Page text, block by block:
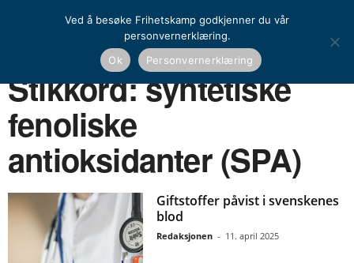
Syntetiske fenoliske antioksidanter (SPA)
Stikkord: syntetiske
fenoliske
antioksidanter (SPA)
Giftstoffer påvist i svenskenes
blod
Redaksjonen - 11. april 2025
Ved å besøke Frihetskamp godkjenner du vår
personvernerklæring.
Ok
Personvernerklæring